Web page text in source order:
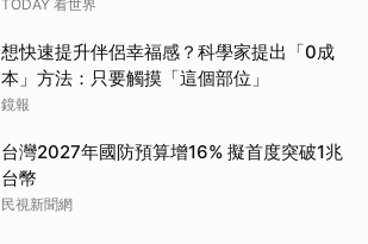
TODAY 看世界
想快速提升伴侶幸福感？科學家提出「0成
本」方法：只要觸摸「這個部位」
鏡報
台灣2027年國防預算增16% 擬首度突破1兆
台幣
民視新聞網